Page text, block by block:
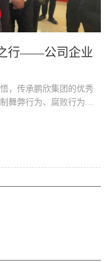
行——公司企业
，传承鹏欣集团的优秀
舞弊行为、腐败行为的